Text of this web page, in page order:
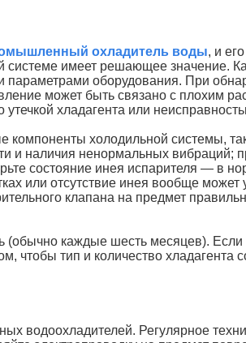
охладитель воды, и
имеет решающее значение.
оборудования. При
может быть связано с плохим
хладагента или
холодильной системы,
и наличия ненормальных вибраций;
состояние инея испарителя — в
или отсутствие инея вообще
клапана на предмет
(обычно каждые шесть месяцев). Если
чтобы тип и количество хладагента
водоохладителей. Регулярное